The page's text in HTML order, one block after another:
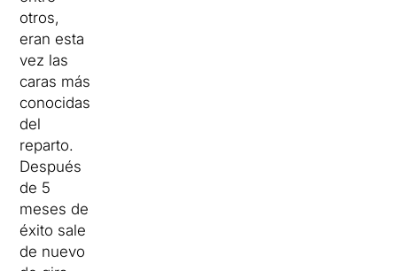
otros,
eran esta
vez las
caras más
conocidas
del
reparto.
Después
de 5
meses de
éxito sale
de nuevo